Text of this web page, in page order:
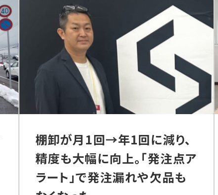
棚卸が月1回→年1回に減り、
精度も大幅に向上。「発注点ア
ラート」で発注漏れや欠品も